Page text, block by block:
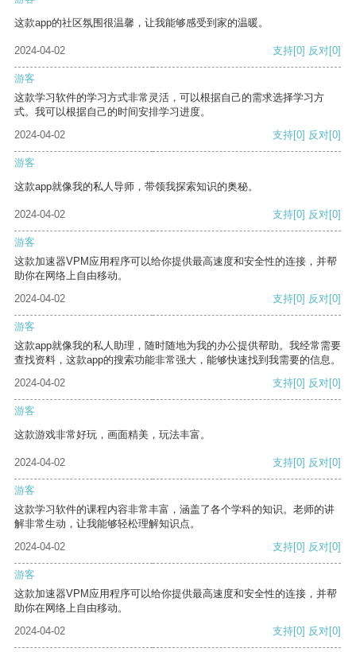
这款app的社区氛围很温馨，让我能够感受到家的温暖。
2024-04-02 支持[0] 反对[0]
游客
这款学习软件的学习方式非常灵活，可以根据自己的需求选择学习方
式。我可以根据自己的时间安排学习进度。
2024-04-02
支持[0] 反对[0]
游客
这款app就像我的私人导师，带领我探索知识的奥秘。
2024-04-02 支持[0] 反对[0]
游客
这款加速器VPM应用程序可以给你提供最高速度和安全性的连接，并帮
助你在网络上自由移动。
2024-04-02
支持[0] 反对[0]
游客
这款app就像我的私人助理，随时随地为我的办公提供帮助。我经常需要
查找资料，这款app的搜索功能非常强大，能够快速找到我需要的信息。
2024-04-02
支持[0] 反对[0]
游客
这款游戏非常好玩，画面精美，玩法丰富。
2024-04-02 支持[0] 反对[0]
游客
这款学习软件的课程内容非常丰富，涵盖了各个学科的知识。老师的讲
解非常生动，让我能够轻松理解知识点。
2024-04-02
支持[0] 反对[0]
游客
这款加速器VPM应用程序可以给你提供最高速度和安全性的连接，并帮
助你在网络上自由移动。
2024-04-02
支持[0] 反对[0]